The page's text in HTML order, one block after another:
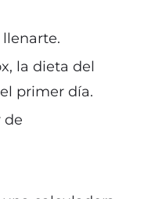
la dieta del
primer día.
de